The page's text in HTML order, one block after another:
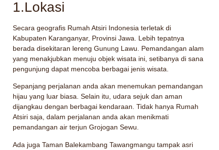
1.Lokasi
Secara geografis Rumah Atsiri Indonesia terletak di
Kabupaten Karanganyar, Provinsi Jawa. Lebih tepatnya
berada disekitaran lereng Gunung Lawu. Pemandangan alam
yang menakjubkan menuju objek wisata ini, setibanya di sana
pengunjung dapat mencoba berbagai jenis wisata.
Sepanjang perjalanan anda akan menemukan pemandangan
hijau yang luar biasa. Selain itu, udara sejuk dan aman
dijangkau dengan berbagai kendaraan. Tidak hanya Rumah
Atsiri saja, dalam perjalanan anda akan menikmati
pemandangan air terjun Grojogan Sewu.
Ada juga Taman Balekambang Tawangmangu tampak asri